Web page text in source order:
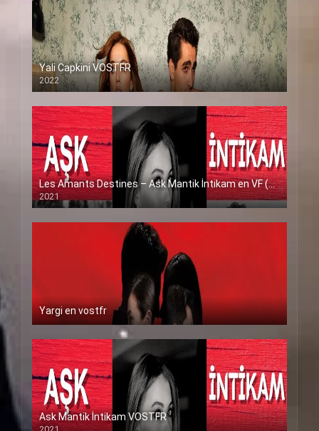
Yali Capkini VOSTFR
2022
Les Amants Destines – Ask Mantik İntikam en VF (Voix Francaise)
2021
Yargi en vostfr
Ask Mantik İntikam VOSTFR